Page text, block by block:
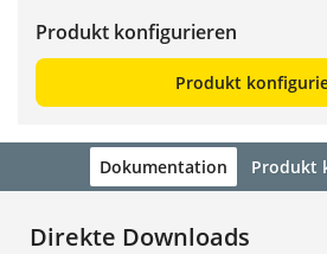
Produkt konfigurieren
Produkt
Dokumentation Produkt
Direkte Downloads